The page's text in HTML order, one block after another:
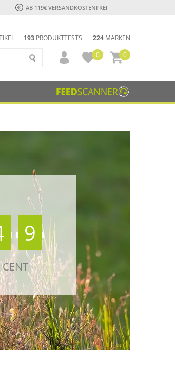
AB 119€ VERSANDKOSTENFREI
193 PRODUKTTESTS 224 MARKEN
0
0
9
CENT